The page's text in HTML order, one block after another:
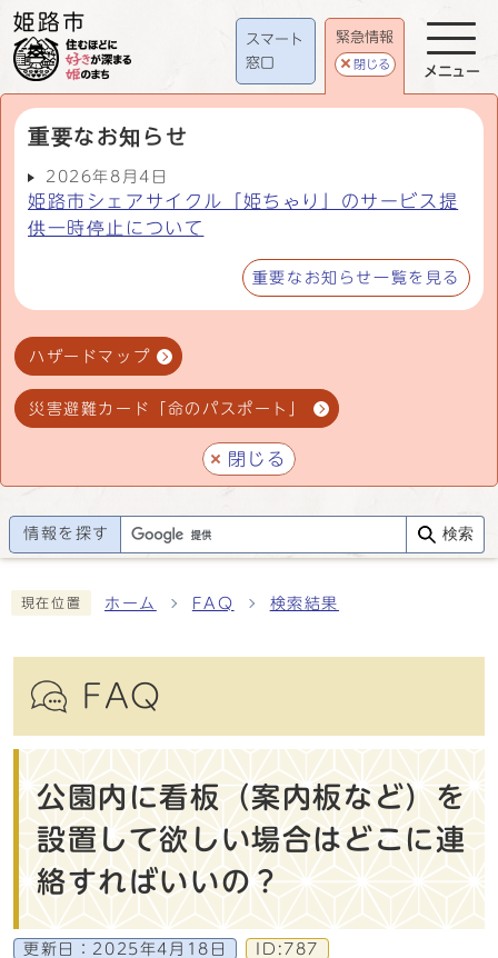
スマート
窓口
緊急情報
閉じる
重要なお知らせ
2026年8月4日
姫路市シェアサイクル「姫ちゃり」のサービス提
供一時停止について
重要なお知らせ一覧を見る
ハザードマップ
災害避難カード「命のパスポート」
閉じる
メニュー
情報を探す 検索
現在位置 ホーム FAQ 検索結果
FAQ
公園内に看板（案内板など）を
設置して欲しい場合はどこに連
絡すればいいの？
更新日： 2025年4月18日 ID:787